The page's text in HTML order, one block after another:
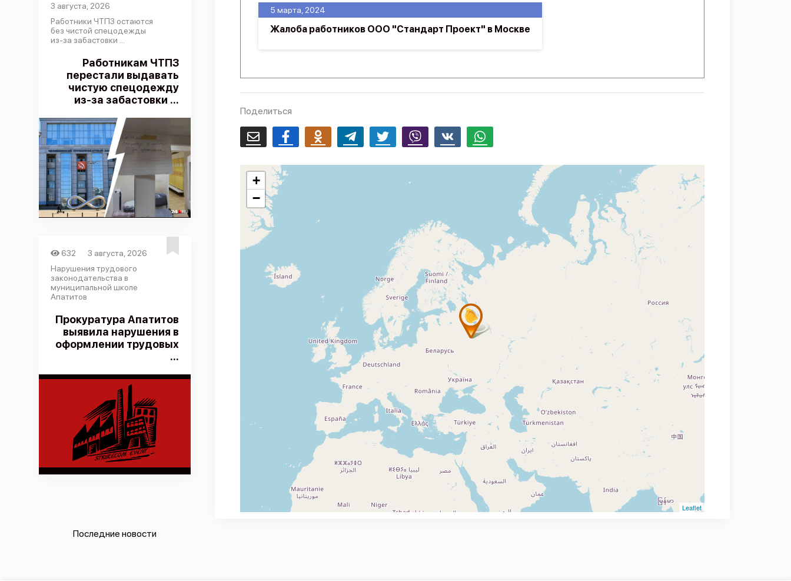
3 августа, 2026
Работники ЧТПЗ остаются
без чистой спецодежды
из-за забастовки ...
Работникам ЧТПЗ
перестали выдавать
чистую спецодежду
из-за забастовки ...
632
3 августа, 2026
Нарушения трудового
законодательства в
муниципальной школе
Апатитов
Прокуратура Апатитов
выявила нарушения в
оформлении трудовых
...
Последние новости
5 марта, 2024
Жалоба работников ООО "Стандарт Проект" в Москве
Поделиться
Email FacebookOdnoklassnikiTelegram Twitter Viber Whatsapp
+
−
Leaflet